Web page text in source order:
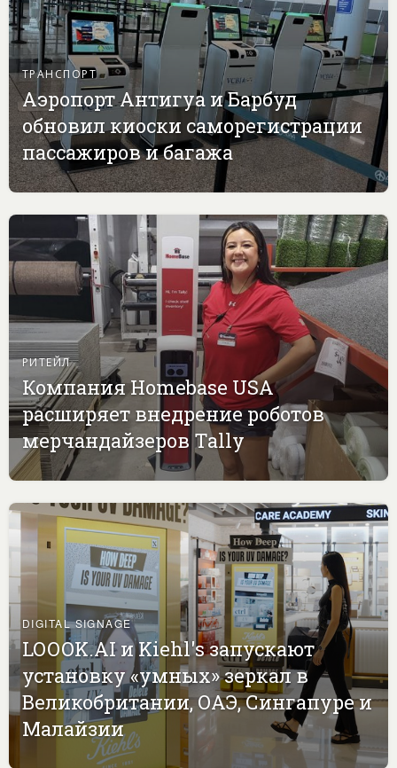
ТРАНСПОРТ
Аэропорт Антигуа и Барбуд
обновил киоски саморегистрации
пассажиров и багажа
РИТЕЙЛ
Компания Homebase USA
расширяет внедрение роботов
мерчандайзеров Tally
DIGITAL SIGNAGE
LOOOK.AI и Kiehl's запускают
установку «умных» зеркал в
Великобритании, ОАЭ, Сингапуре и
Малайзии